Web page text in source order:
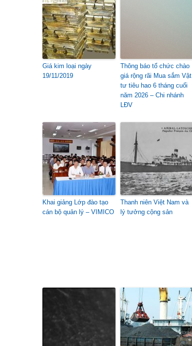
Giá kim loại ngày
19/11/2019
Thông báo tổ chức chào
giá rộng rãi Mua sắm Vật
tư tiêu hao 6 tháng cuối
năm 2026 – Chi nhánh
LĐV
Khai giảng Lớp đào tạo
cán bộ quản lý – VIMICO
Thanh niên Việt Nam và
lý tưởng cộng sản